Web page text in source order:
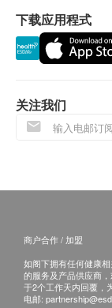
久坐/行动
血液循环
高脂饮食
容易便秘
建议食用
十二星期
产品详情：
韩国制造
60粒装
保用条款：
货品质量
期应最少
退换条款：
当顾客收
有损毁情
退换产品
ASANA
电邮：
下载应用程式
关注我们
商户合作 / 加盟
如阁下拥有任何健康
的服务及产品供应商
于2个工作天内回覆，
电邮: